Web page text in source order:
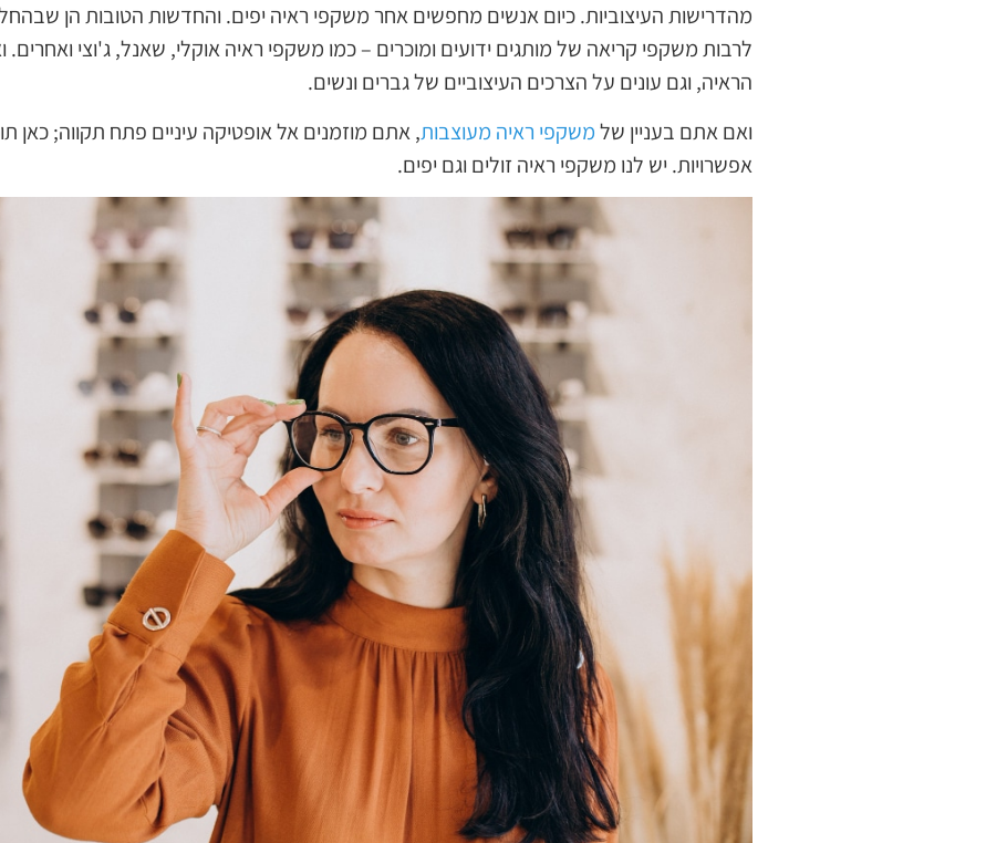
מהדרישות העיצוביות. כיום אנשים מחפשים אחר משקפי ראיה יפים. והחדשות הטובות הן
לרבות משקפי קריאה של מותגים ידועים ומוכרים – כמו משקפי ראיה אוקלי, שאנל, ג'וצי ואחרים.
הראיה, וגם עונים על הצרכים העיצוביים של גברים ונשים.
ואם אתם בעניין שלמשקפי ראיה מעוצבות, אתם מוזמנים אל אופטיקה עיניים פתח תקווה; כאן
אפשרויות. יש לנו משקפי ראיה זולים וגם יפים.